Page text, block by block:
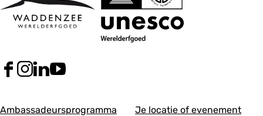
Ambassadeursprogramma
Je locatie of evenement
e
I
t
L
k
Y
T